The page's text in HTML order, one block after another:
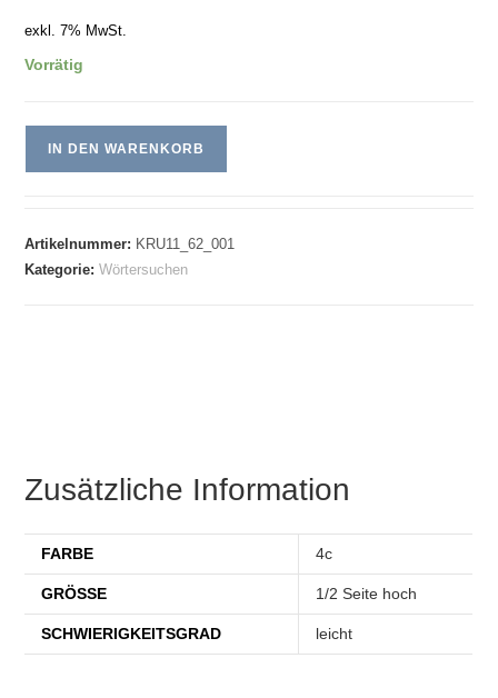
exkl. 7% MwSt.
Vorrätig
IN DEN WARENKORB
Artikelnummer: KRU11_62_001
Kategorie:Wörtersuchen
Zusätzliche Information
FARBE 4c
GRÖSSE 1/2 Seite hoch
SCHWIERIGKEITSGRAD leicht